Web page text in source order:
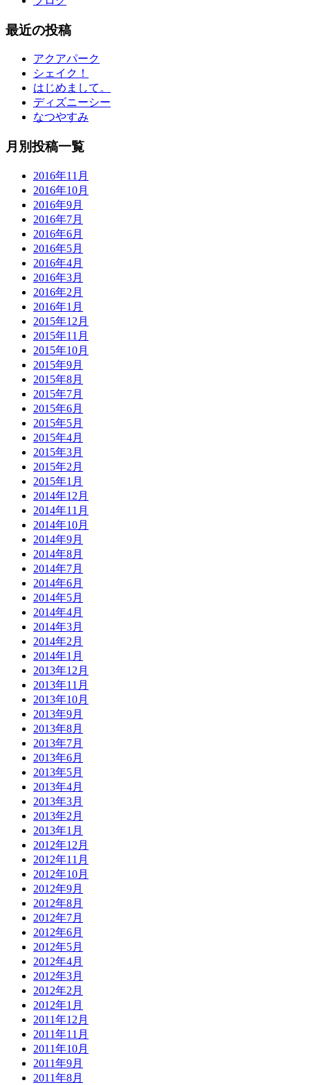
最近の投稿
アクアパーク
シェイク！
はじめまして。
ディズニーシー
なつやすみ
月別投稿一覧
2016年11月
2016年10月
2016年9月
2016年7月
2016年6月
2016年5月
2016年4月
2016年3月
2016年2月
2016年1月
2015年12月
2015年11月
2015年10月
2015年9月
2015年8月
2015年7月
2015年6月
2015年5月
2015年4月
2015年3月
2015年2月
2015年1月
2014年12月
2014年11月
2014年10月
2014年9月
2014年8月
2014年7月
2014年6月
2014年5月
2014年4月
2014年3月
2014年2月
2014年1月
2013年12月
2013年11月
2013年10月
2013年9月
2013年8月
2013年7月
2013年6月
2013年5月
2013年4月
2013年3月
2013年2月
2013年1月
2012年12月
2012年11月
2012年10月
2012年9月
2012年8月
2012年7月
2012年6月
2012年5月
2012年4月
2012年3月
2012年2月
2012年1月
2011年12月
2011年11月
2011年10月
2011年9月
2011年8月